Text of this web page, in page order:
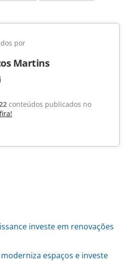
por
Martins
conteúdos publicados no
investe em renovações
espaços e investe